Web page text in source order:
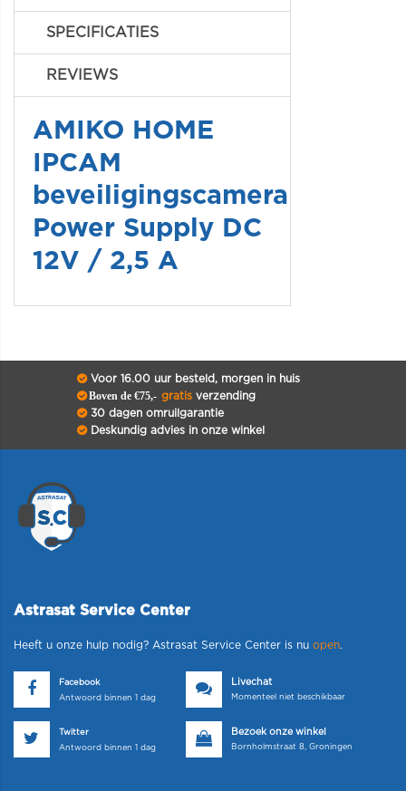
SPECIFICATIES
REVIEWS
AMIKO HOME
IPCAM
beveiligingscamera
Power Supply DC
12V / 2,5 A
Voor 16.00 uur besteld, morgen in huis
Boven de €75,- gratisverzending
30 dagen omruilgarantie
Deskundig advies in onze winkel
Astrasat Service Center
Heeft u onze hulp nodig? Astrasat Service Center is nu open.
Facebook
Antwoord binnen 1 dag
Livechat
Momenteel niet beschikbaar
Twitter
Antwoord binnen 1 dag
Bezoek onze winkel
Bornholmstraat 8, Groningen